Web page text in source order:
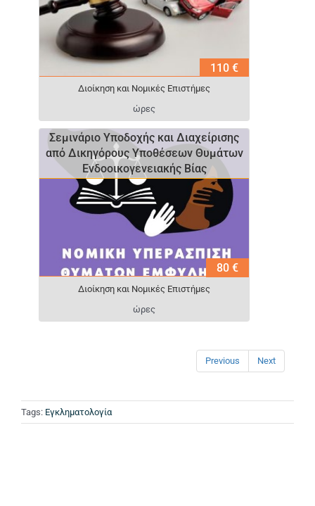
110 €
Διοίκηση και Νομικές Επιστήμες
ώρες
80 €
Σεμινάριο Υποδοχής και Διαχείρισης
από Δικηγόρους Υποθέσεων Θυμάτων
Ενδοοικογενειακής Βίας
Διοίκηση και Νομικές Επιστήμες
ώρες
Previous Next
Tags: Εγκληματολογία